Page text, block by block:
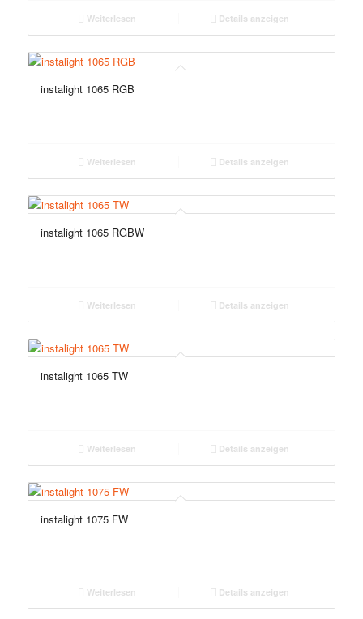
Weiterlesen Details anzeigen
instalight 1065 RGB
Weiterlesen Details anzeigen
instalight 1065 RGBW
Weiterlesen Details anzeigen
instalight 1065 TW
Weiterlesen Details anzeigen
instalight 1075 FW
Weiterlesen Details anzeigen